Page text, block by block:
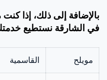
المياه لغسالة
جيباس
مصنوع
أنواع
بالإضافة إلى ذلك، إذا
في الشارقة نستطيع
مويلح القاسمية